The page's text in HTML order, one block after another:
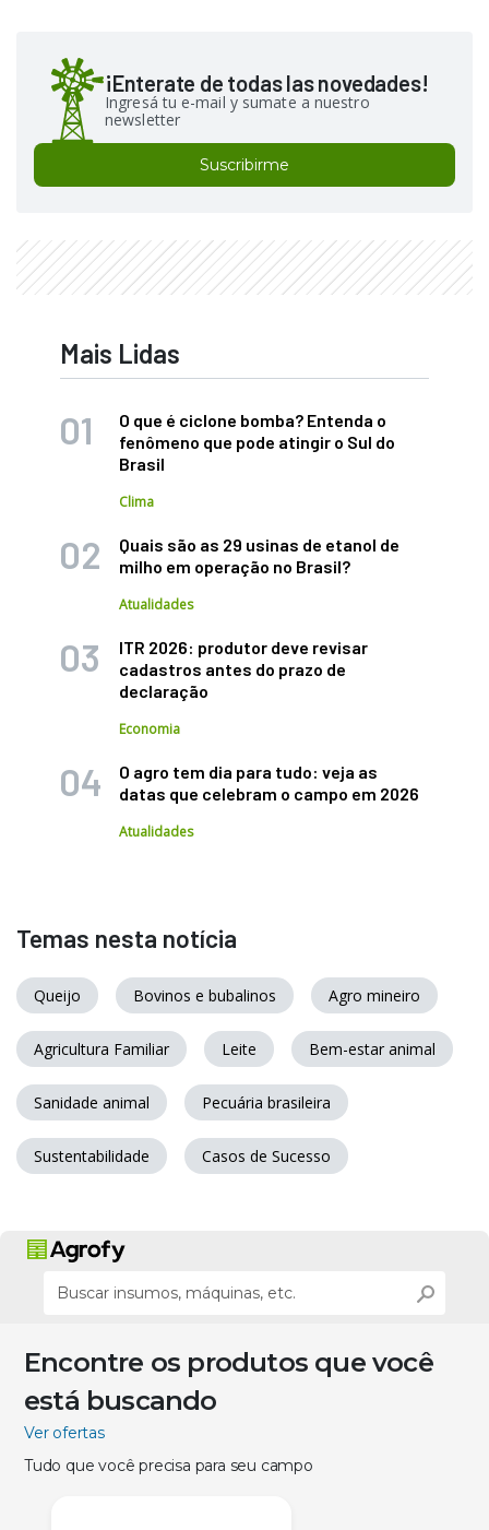
¡Enterate de todas las novedades!
Ingresá tu e-mail y sumate a nuestro
newsletter
Suscribirme
Mais Lidas
O que é ciclone bomba? Entenda o
fenômeno que pode atingir o Sul do
Brasil
Clima
Quais são as 29 usinas de etanol de
milho em operação no Brasil?
Atualidades
ITR 2026: produtor deve revisar
cadastros antes do prazo de
declaração
Economia
O agro tem dia para tudo: veja as
datas que celebram o campo em 2026
Atualidades
Temas nesta notícia
Queijo Bovinos e bubalinos Agro mineiro
Agricultura Familiar Leite Bem-estar animal
Sanidade animal Pecuária brasileira
Sustentabilidade Casos de Sucesso
Encontre os produtos que você
está buscando
Ver ofertas
Tudo que você precisa para seu campo